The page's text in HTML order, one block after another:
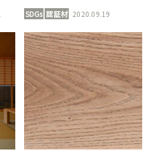
SDGs 認証材 2020.09.19